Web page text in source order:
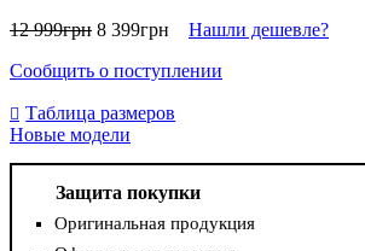
12 999грн 8 399грн
Нашли дешевле?
Сообщить о поступлении
Таблица размеров
Новые модели
Защита покупки
Оригинальная продукция